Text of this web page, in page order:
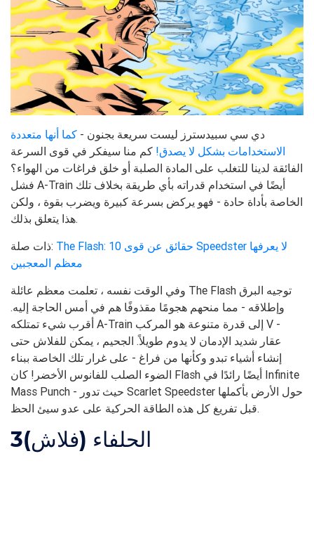
دي سي سبيدسترز ليست سريعة بجنون - كما أنها متعددة
الاستخدامات بشكل لا يصدق! كم منا سيفكر في قوى السرعة
الفائقة لدينا للتغلب على المادة الصلبة أو خلق فراغات من الهواء؟
فشل A-Train أيضًا في استخدام قدراته بأي طريقة بخلاف تلك
الخاصة بأداة حادة - فهو يركض بسرعة كبيرة ويضرب بقوة ، ولكن
هذا يتعلق بذلك.
ذات صلة: The Flash: 10 حقائق عن قوى Speedster لا يعرفها
معظم المعجبين
وفي الوقت نفسه ، تعلمت معظم عائلة The Flash توجيه البرق
وإطلاقه - مما منحهم هجومًا مقذوفًا هم في أمس الحاجة إليه.
أقرب شيء تمتلكه A-Train إلى قدرة متنوعة هو المركب V -
عقار شديد الإدمان لا يدوم طويلاً. الجحيم ، يمكن للفلاش حتى
إنشاء أشياء تبدو وكأنها من فراغ - على غرار تلك الخاصة ببناء
الضوء الصلب للفانوس الأخضر! كان Flash أيضًا رائدًا في Infinite
Mass Punch - حيث تدور Scarlet Speedster حول الأرض بأكملها
قبل تفريغ كل هذه الطاقة الحركية على عدو سيئ الحظ.
3الحلفاء (فلاش)